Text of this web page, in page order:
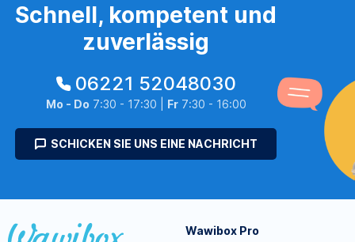
Schnell, kompetent und
zuverlässig
06221 52048030
Mo - Do 7:30 - 17:30 | Fr7:30 - 16:00
SCHICKEN SIE UNS EINE NACHRICHT
Wawibox Pro